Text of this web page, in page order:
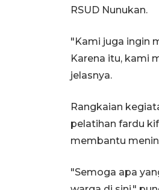
RSUD Nunukan.
"Kami juga ingin
Karena itu, kami
jelasnya.
Rangkaian
pelatihan fardu
membantu
"Semoga apa